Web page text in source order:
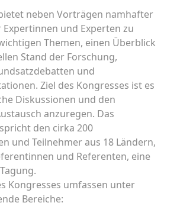
neben Vorträgen namhafter
und Experten zu
Themen, einen Überblick
Stand der Forschung,
und
Ziel des Kongresses ist es
Diskussionen und den
anzuregen. Das
den cirka 200
und Teilnehmer aus 18 Ländern,
und Referenten, eine
Kongresses umfassen unter
Bereiche: